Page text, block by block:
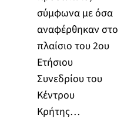
σύμφωνα με όσα
αναφέρθηκαν στο
πλαίσιο του 2ου
Ετήσιου
Συνεδρίου του
Κέντρου
Κρήτης…